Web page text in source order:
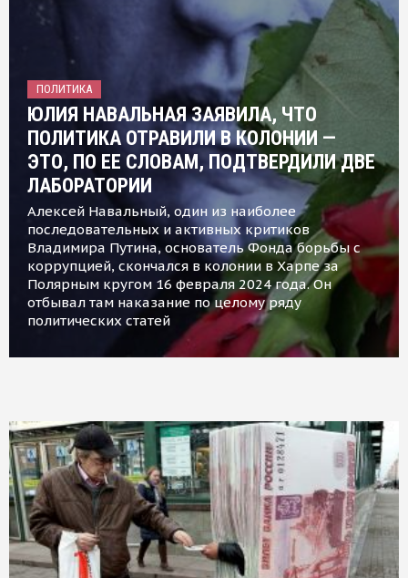
ПОЛИТИКА
ЮЛИЯ НАВАЛЬНАЯ ЗАЯВИЛА, ЧТО
ПОЛИТИКА ОТРАВИЛИ В КОЛОНИИ —
ЭТО, ПО ЕЕ СЛОВАМ, ПОДТВЕРДИЛИ ДВЕ
ЛАБОРАТОРИИ
Алексей Навальный, один из наиболее
последовательных и активных критиков
Владимира Путина, основатель Фонда борьбы с
коррупцией, скончался в колонии в Харпе за
Полярным кругом 16 февраля 2024 года. Он
отбывал там наказание по целому ряду
политических статей